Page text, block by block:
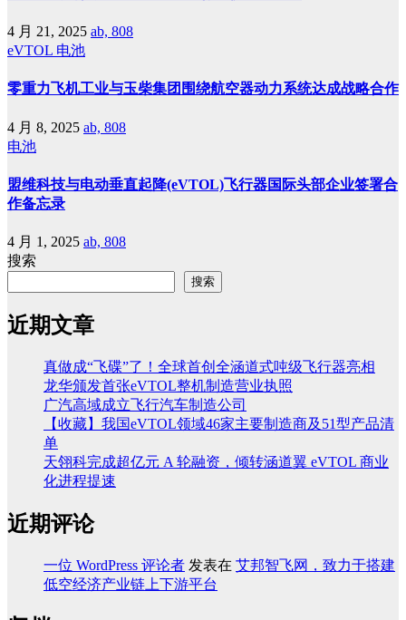
4 月 21, 2025 ab, 808
eVTOL 电池
零重力飞机工业与玉柴集团围绕航空器动力系统达成战略合作
4 月 8, 2025 ab, 808
电池
盟维科技与电动垂直起降(eVTOL)飞行器国际头部企业签署合
作备忘录
4 月 1, 2025 ab, 808
搜索
搜索
近期文章
真做成“飞碟”了！全球首创全涵道式吨级飞行器亮相
龙华颁发首张eVTOL整机制造营业执照
广汽高域成立飞行汽车制造公司
【收藏】我国eVTOL领域46家主要制造商及51型产品清
单
天翎科完成超亿元 A 轮融资，倾转涵道翼 eVTOL 商业
化进程提速
近期评论
一位 WordPress 评论者 发表在 艾邦智飞网，致力于搭建
低空经济产业链上下游平台